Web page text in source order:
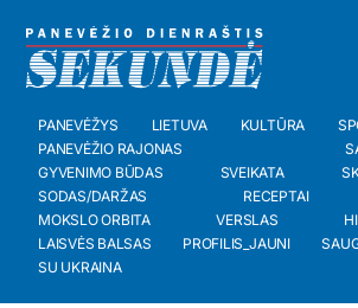
PANEVĖŽYS LIETUVA KULTŪRA
PANEVĖŽIO RAJONAS
GYVENIMO BŪDAS
SVEIKATA
SODAS/DARŽAS
RECEPTAI
MOKSLO ORBITA
VERSLAS
LAISVĖS BALSAS
PROFILIS_JAUNI
SU UKRAINA